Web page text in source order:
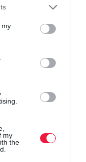
or more Google
You may click to
third-party tags to
in below Google
my
my
the
a legnépszerűbb
a zöld változat felé. A